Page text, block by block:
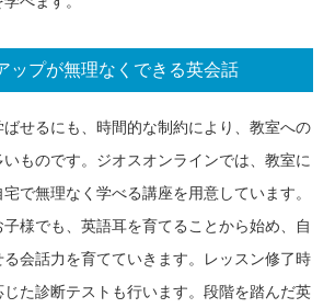
ップが無理なくできる英会話
せるにも、時間的な制約により、教室への
ものです。ジオスオンラインでは、教室に
で無理なく学べる講座を用意しています。
様でも、英語耳を育てることから始め、自
会話力を育てていきます。レッスン修了時
た診断テストも行います。段階を踏んだ英